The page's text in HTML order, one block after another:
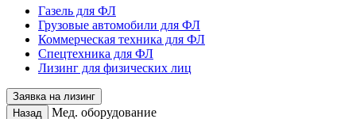
Газель для ФЛ
Грузовые автомобили для ФЛ
Коммерческая техника для ФЛ
Спецтехника для ФЛ
Лизинг для физических лиц
Заявка на лизинг
Назад
Мед. оборудование